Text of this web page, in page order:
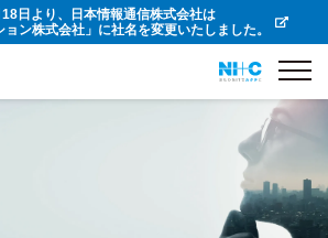
日より、日本情報通信株式会社は
ョン株式会社」に社名を変更いたしました。